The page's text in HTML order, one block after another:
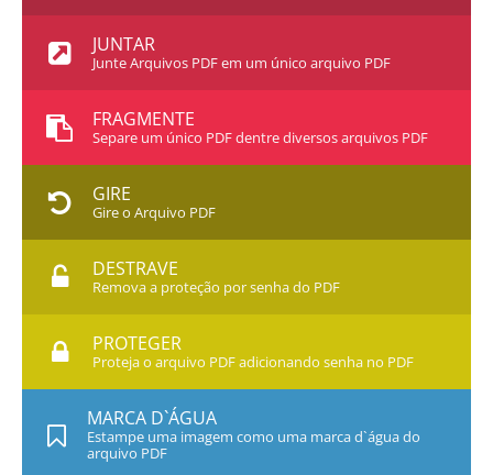
JUNTAR
Junte Arquivos PDF em um único arquivo PDF
FRAGMENTE
Separe um único PDF dentre diversos arquivos PDF
GIRE
Gire o Arquivo PDF
DESTRAVE
Remova a proteção por senha do PDF
PROTEGER
Proteja o arquivo PDF adicionando senha no PDF
MARCA D`ÁGUA
Estampe uma imagem como uma marca d`água do
arquivo PDF